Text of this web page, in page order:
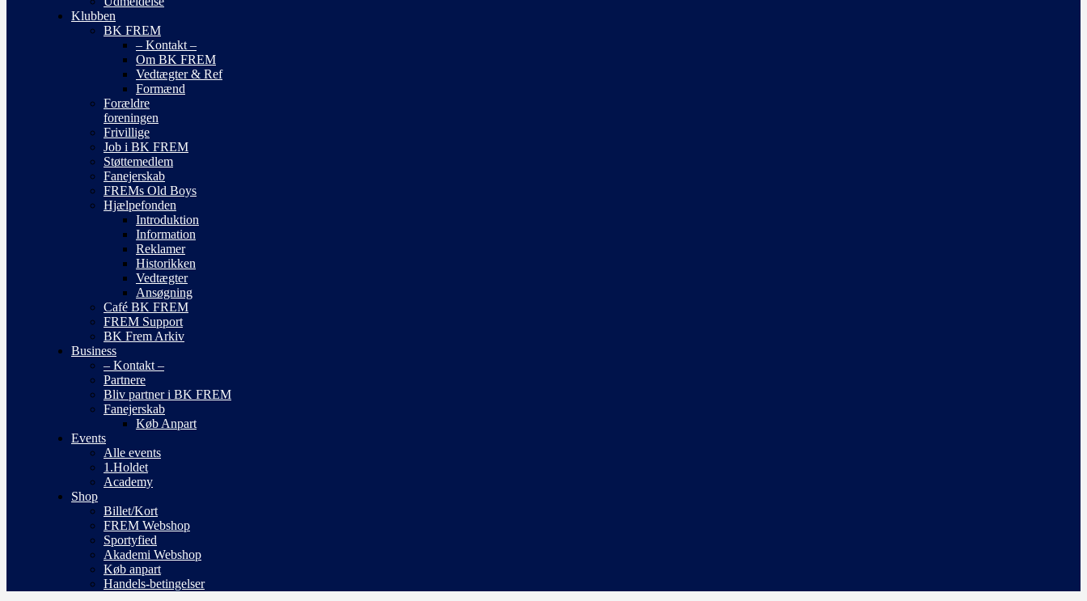
Klubben
BK FREM
– Kontakt –
Om BK FREM
Vedtægter & Ref
Formænd
Forældre
foreningen
Frivillige
Job i BK FREM
Støttemedlem
Fanejerskab
FREMs Old Boys
Hjælpefonden
Introduktion
Information
Reklamer
Historikken
Vedtægter
Ansøgning
Café BK FREM
FREM Support
BK Frem Arkiv
Business
– Kontakt –
Partnere
Bliv partner i BK FREM
Fanejerskab
Køb Anpart
Events
Alle events
1.Holdet
Academy
Shop
Billet/Kort
FREM Webshop
Sportyfied
Akademi Webshop
Køb anpart
Handels-betingelser